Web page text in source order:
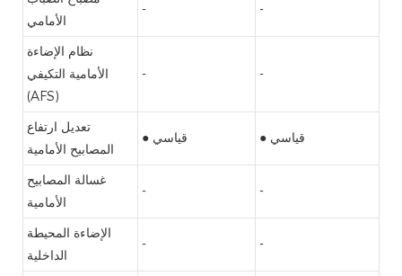
الأمامي
- -
نظام الإضاءة
الأمامية التكيفي
(AFS)
- -
تعديل ارتفاع
المصابيح الأمامية
● قياسي ● قياسي
غسالة المصابيح
الأمامية
- -
الإضاءة المحيطة
الداخلية
- -